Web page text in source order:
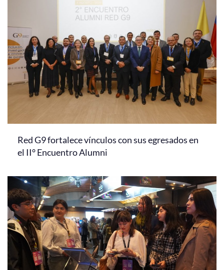
Red G9 fortalece vínculos con sus egresados en
el II° Encuentro Alumni